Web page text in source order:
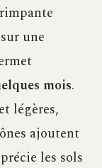
une
mois.
légères,
ajoutent
les sols